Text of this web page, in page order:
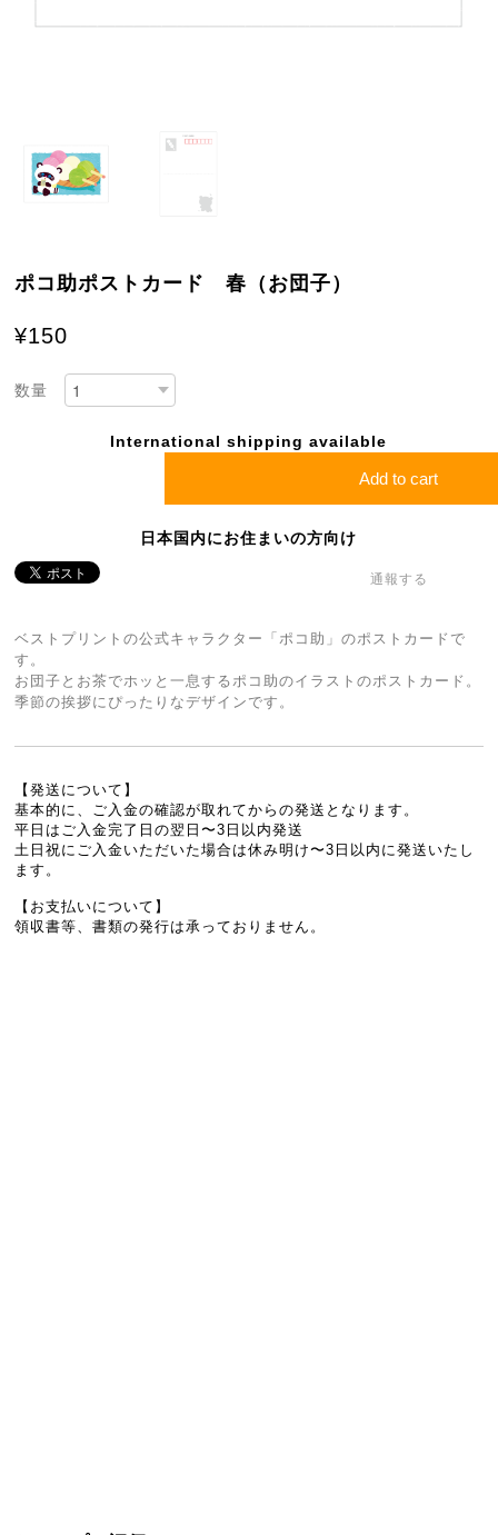
ポコ助ポストカード 春（お団子）
¥150
数量
International shipping available
Add to cart
日本国内にお住まいの方向け
通報する
ベストプリントの公式キャラクター「ポコ助」のポストカードで
す。
お団子とお茶でホッと一息するポコ助のイラストのポストカード。
季節の挨拶にぴったりなデザインです。
【発送について】
基本的に、ご入金の確認が取れてからの発送となります。
平日はご入金完了日の翌日〜3日以内発送
土日祝にご入金いただいた場合は休み明け〜3日以内に発送いたし
ます。
【お支払いについて】
領収書等、書類の発行は承っておりません。